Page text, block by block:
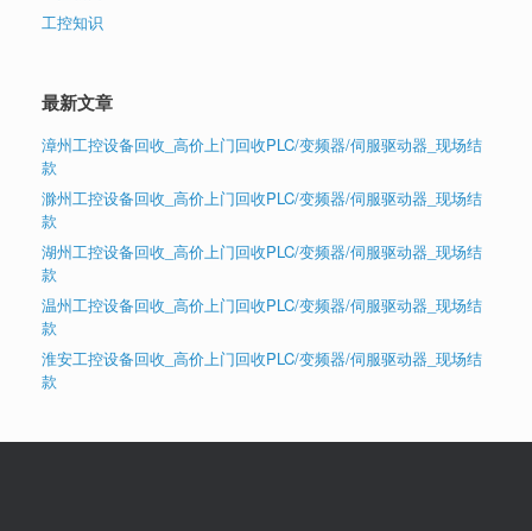
工控知识
最新文章
漳州工控设备回收_高价上门回收PLC/变频器/伺服驱动器_现场结
款
滁州工控设备回收_高价上门回收PLC/变频器/伺服驱动器_现场结
款
湖州工控设备回收_高价上门回收PLC/变频器/伺服驱动器_现场结
款
温州工控设备回收_高价上门回收PLC/变频器/伺服驱动器_现场结
款
淮安工控设备回收_高价上门回收PLC/变频器/伺服驱动器_现场结
款